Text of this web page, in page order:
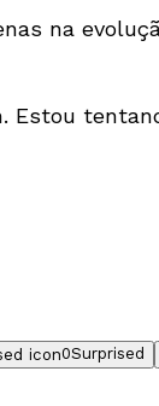
na
Estou
0Surprised